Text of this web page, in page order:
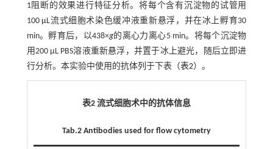
1阻断的效果进行特征分析。将每个含有沉淀物的试管用
100 μL流式细胞术染色缓冲液重新悬浮，并在冰上孵育30
min。孵育后，以438×g的离心力离心5 min。将每个沉淀物
用200 μL PBS溶液重新悬浮，并置于冰上避光，随后立即进
行分析。本实验中使用的抗体列于下表（表2）。
表2 流式细胞术中的抗体信息
Tab.2 Antibodies used for flow cytometry